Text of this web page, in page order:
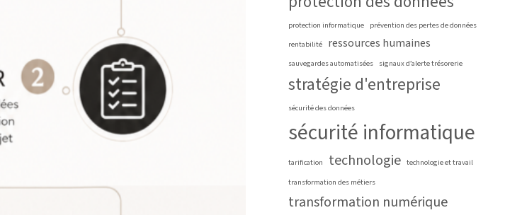
protection informatique prévention des pertes de données
rentabilité ressources humaines
sauvegardes automatisées signaux d’alerte trésorerie
stratégie d'entreprise
sécurité des données
sécurité informatique
tarification technologie technologie et travail
transformation des métiers
transformation numérique